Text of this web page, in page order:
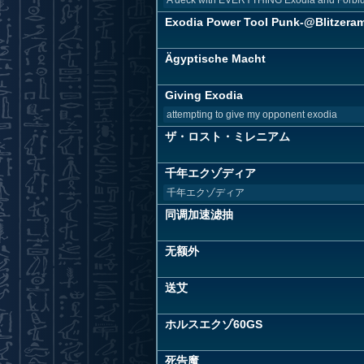
Exodia Power Tool Punk-
Ägyptische Macht
Giving Exodia
attempting to give my opponent exodia
ザ・ロスト・ミレニアム
千年エクゾディア
千年エクゾディア
同调加速滤抽
无额外
送艾
ホルスエクゾ60GS
死告魔